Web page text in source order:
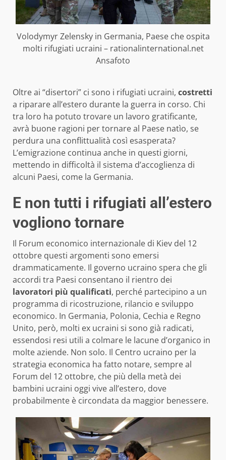
Volodymyr Zelensky in Germania, Paese che ospita
molti rifugiati ucraini – rationalinternational.net
Ansafoto
Oltre ai “disertori” ci sono i rifugiati ucraini, costretti
a riparare all’estero durante la guerra in corso. Chi
tra loro ha potuto trovare un lavoro gratificante,
avrà buone ragioni per tornare al Paese natìo, se
perdura una conflittualità così esasperata?
L’emigrazione continua anche in questi giorni,
mettendo in difficoltà il sistema d’accoglienza di
alcuni Paesi, come la Germania.
E non tutti i rifugiati all’estero
vogliono tornare
Il Forum economico internazionale di Kiev del 12
ottobre questi argomenti sono emersi
drammaticamente. Il governo ucraino spera che gli
accordi tra Paesi consentano il rientro dei
lavoratori più qualificati, perché partecipino a un
programma di ricostruzione, rilancio e sviluppo
economico. In Germania, Polonia, Cechia e Regno
Unito, però, molti ex ucraini si sono già radicati,
essendosi resi utili a colmare le lacune d’organico in
molte aziende. Non solo. Il Centro ucraino per la
strategia economica ha fatto notare, sempre al
Forum del 12 ottobre, che più della metà dei
bambini ucraini oggi vive all’estero, dove
probabilmente è circondata da maggior benessere.